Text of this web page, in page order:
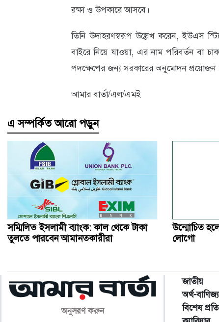
রক্ষা ও উপকারে আসবে।
তিনি উদাহরণস্বরূপ উল্লেখ করেন, ইউএস
বাইরে নিয়ে যাওয়া, এর নাম পরিবর্তন বা
পদক্ষেপের জন্য সরকারের অনুমোদন প্রয়োজন
আমার বার্তা/এল/এমই
এ সম্পর্কিত আরো পড়ুন
সম্মিলিত ইসলামী ব্যাংক: কাল থেকে টাকা
তুলতে পারবেন আমানতকারীরা
উন্মোচিত
লোগো
অনুসরণ করুন
জাতীয়
অর্থ-বাণিজ্য
বিশেষ